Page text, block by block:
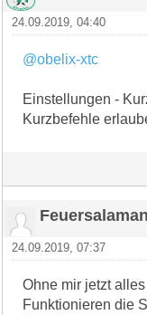
24.09.2019, 04:40
@obelix-xtc
Einstellungen -
Kurzbefehle
24.09.2019, 07:37
Ohne mir jetzt
Funktionieren die